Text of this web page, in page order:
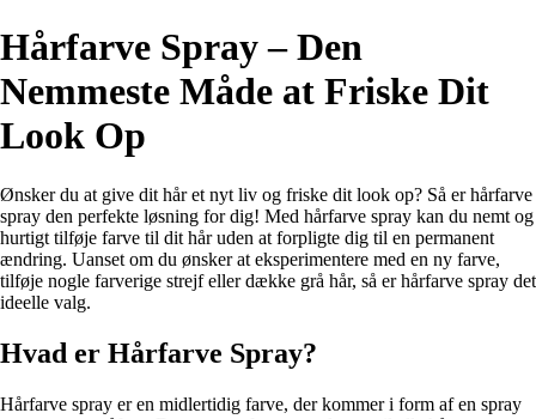
Hårfarve Spray – Den
Nemmeste Måde at Friske Dit
Look Op
Ønsker du at give dit hår et nyt liv og friske dit look op? Så er hårfarve
spray den perfekte løsning for dig! Med hårfarve spray kan du nemt og
hurtigt tilføje farve til dit hår uden at forpligte dig til en permanent
ændring. Uanset om du ønsker at eksperimentere med en ny farve,
tilføje nogle farverige strejf eller dække grå hår, så er hårfarve spray det
ideelle valg.
Hvad er Hårfarve Spray?
Hårfarve spray er en midlertidig farve, der kommer i form af en spray